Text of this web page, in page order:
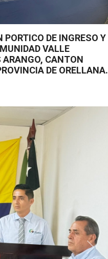
DE INGRESO Y
VALLE
ARANGO, CANTON
DE ORELLANA.
Next